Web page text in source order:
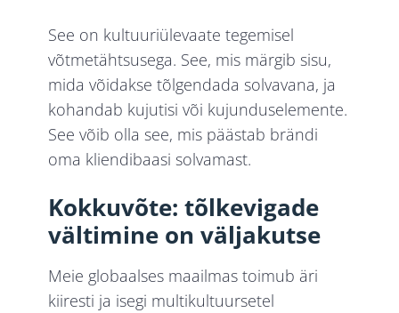
See on kultuuriülevaate tegemisel
võtmetähtsusega. See, mis märgib sisu,
mida võidakse tõlgendada solvavana, ja
kohandab kujutisi või kujunduselemente.
See võib olla see, mis päästab brändi
oma kliendibaasi solvamast.
Kokkuvõte: tõlkevigade
vältimine on väljakutse
Meie globaalses maailmas toimub äri
kiiresti ja isegi multikultuursetel